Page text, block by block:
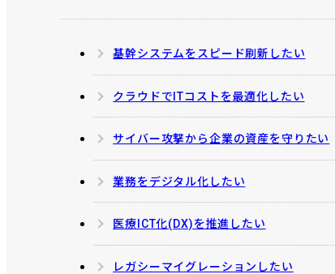
基幹システムをスピード刷新したい
クラウドでITコストを最適化したい
サイバー攻撃から企業の資産を守りたい
業務をデジタル化したい
医療ICT化(DX)を推進したい
レガシーマイグレーションしたい